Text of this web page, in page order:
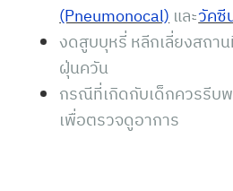
(Pneumonocal)และวัคซี
งดสูบบุหรี่ หลีกเลี่ยงสถา
ฝุ่นควัน
กรณีที่เกิดกับเด็กควรรีบ
เพื่อตรวจดูอาการ